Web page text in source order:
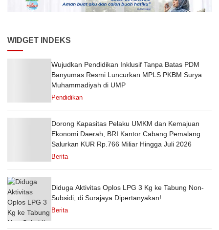
WIDGET INDEKS
Wujudkan Pendidikan Inklusif Tanpa Batas PDM
Banyumas Resmi Luncurkan MPLS PKBM Surya
Muhammadiyah di UMP
Pendidikan
Dorong Kapasitas Pelaku UMKM dan Kemajuan
Ekonomi Daerah, BRI Kantor Cabang Pemalang
Salurkan KUR Rp.766 Miliar Hingga Juli 2026
Berita
Diduga Aktivitas Oplos LPG 3 Kg ke Tabung Non-
Subsidi, di Surajaya Dipertanyakan!
Berita